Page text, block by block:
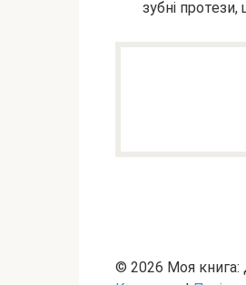
зубні протези,
© 2026 Моя